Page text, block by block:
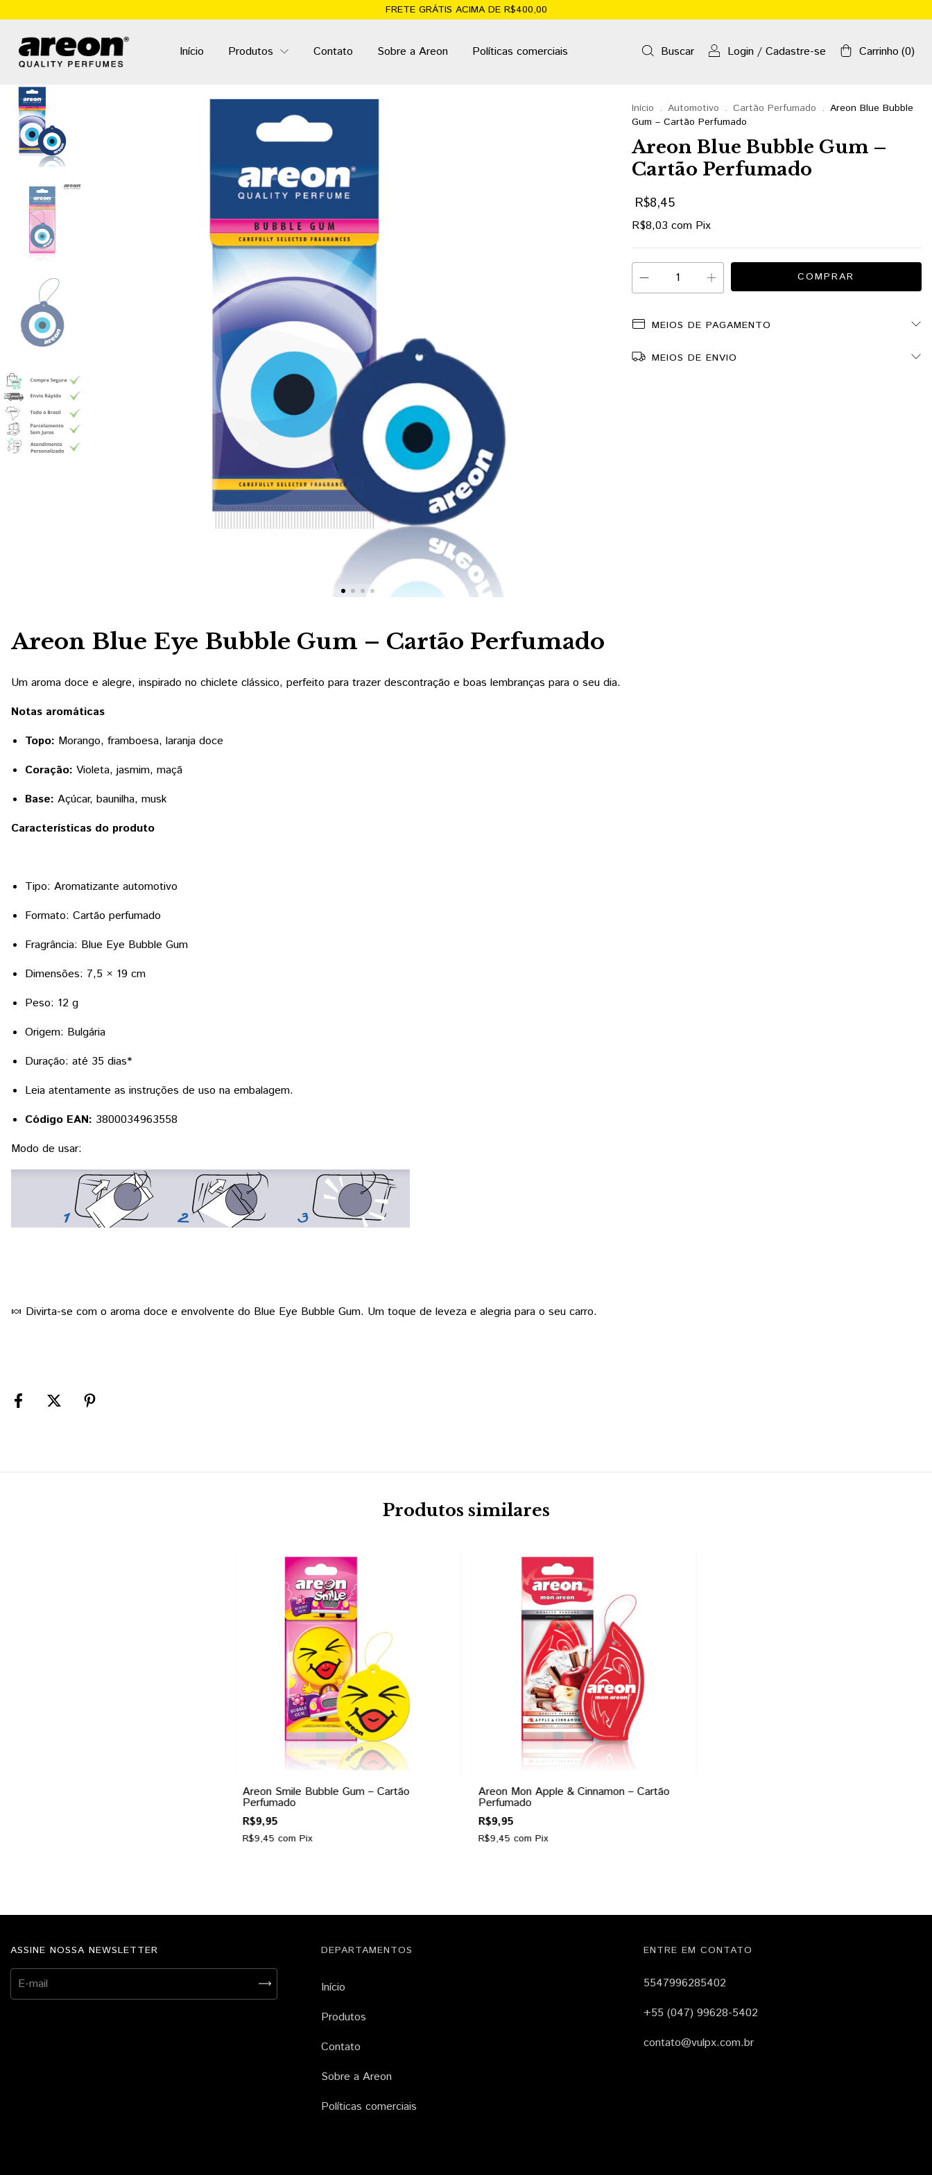
FRETE GRÁTIS ACIMA DE R$400,00
Início Produtos Contato Sobre a Areon Políticas comerciais Buscar Login / Cadastre-se Carrinho (0)
Início . Automotivo . Cartão Perfumado . Areon Blue Bubble
Gum – Cartão Perfumado
Areon Blue Bubble Gum –
Cartão Perfumado
R$8,45
R$8,03 com Pix
MEIOS DE PAGAMENTO
MEIOS DE ENVIO
Areon Blue Eye Bubble Gum – Cartão Perfumado
Um aroma doce e alegre, inspirado no chiclete clássico, perfeito para trazer descontração e boas lembranças para o seu dia.
Notas aromáticas
Topo: Morango, framboesa, laranja doce
Coração: Violeta, jasmim, maçã
Base: Açúcar, baunilha, musk
Características do produto
Tipo: Aromatizante automotivo
Formato: Cartão perfumado
Fragrância: Blue Eye Bubble Gum
Dimensões: 7,5 × 19 cm
Peso: 12 g
Origem: Bulgária
Duração: até 35 dias*
Leia atentamente as instruções de uso na embalagem.
Código EAN: 3800034963558
Modo de usar:
🍬 Divirta-se com o aroma doce e envolvente do Blue Eye Bubble Gum. Um toque de leveza e alegria para o seu carro.
Produtos similares
Areon Smile Bubble Gum – Cartão
Perfumado
R$9,95
R$9,45 com Pix
Areon Mon Apple & Cinnamon – Cartão
Perfumado
R$9,95
R$9,45 com Pix
ASSINE NOSSA NEWSLETTER DEPARTAMENTOS
Início
Produtos
Contato
Sobre a Areon
Políticas comerciais
ENTRE EM CONTATO
5547996285402
+55 (047) 99628-5402
contato@vulpx.com.br